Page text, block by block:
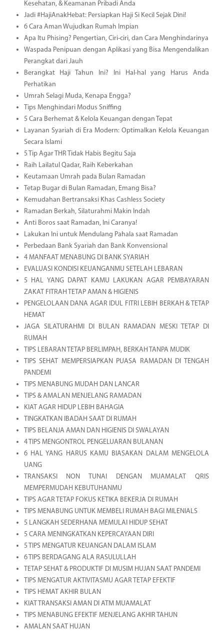
Kesehatan, & Keamanan Pribadi Anda
Jadi #HajiAnakHebat: Persiapkan Haji Si Kecil Sejak Dini!
6 Cara Aman Wujudkan Rumah Impian
Apa Itu Phising? Pengertian, Ciri-ciri, dan Cara Menghindarinya
Waspada Penipuan dengan Aplikasi yang Bisa Mengendalikan
Perangkat dari Jauh
Berangkat Haji Tahun Ini? Ini Hal-hal yang Harus Anda
Perhatikan
Umrah Selagi Muda, Kenapa Engga?
Tips Menghindari Modus Sniffing
5 Cara Berhemat & Kelola Keuangan dengan Tepat
Layanan Syariah di Era Modern: Optimalkan Kelola Keuangan
Secara Islami
5 Tip Agar THR Tidak Habis Begitu Saja
Raih Lailatul Qadar, Raih Keberkahan
Keutamaan Umrah pada Bulan Ramadan
Tetap Bugar di Bulan Ramadan, Emang Bisa?
Kemudahan Bertransaksi Khas Cashless Society
Ramadan Berkah, Silaturahmi Makin Indah
Anti Boros saat Ramadan, Ini Caranya!
Lakukan Ini untuk Mendulang Pahala saat Ramadan
Perbedaan Bank Syariah dan Bank Konvensional
4 MANFAAT MENABUNG DI BANK SYARIAH
EVALUASI KONDISI KEUANGANMU SETELAH LEBARAN
5 HAL YANG DAPAT KAMU LAKUKAN AGAR PEMBAYARAN
ZAKAT FITRAH TETAP AMAN & HIGIENIS
PENGELOLAAN DANA AGAR IDUL FITRI LEBIH BERKAH & TETAP
HEMAT
JAGA SILATURAHMI DI BULAN RAMADAN MESKI TETAP DI
RUMAH
TIPS LEBARAN TETAP BERLIMPAH, BERKAH TANPA MUDIK
TIPS SEHAT MEMPERSIAPKAN PUASA RAMADAN DI TENGAH
PANDEMI
TIPS MENABUNG MUDAH DAN LANCAR
TIPS & AMALAN MENJELANG RAMADAN
KIAT AGAR HIDUP LEBIH BAHAGIA
TINGKATKAN IBADAH SAAT DI RUMAH
TIPS BELANJA AMAN DAN HIGIENIS DI SWALAYAN
4 TIPS MENGONTROL PENGELUARAN BULANAN
6 HAL YANG HARUS KAMU BIASAKAN DALAM MENGELOLA
UANG
TRANSAKSI NON TUNAI DENGAN MUAMALAT QRIS
MEMPERMUDAH KEBUTUHANMU
TIPS AGAR TETAP FOKUS KETIKA BEKERJA DI RUMAH
TIPS MENABUNG UNTUK MEMBELI RUMAH BAGI MILENIALS
5 LANGKAH SEDERHANA MEMULAI HIDUP SEHAT
5 CARA MENINGKATKAN KEPERCAYAAN DIRI
5 TIPS MENGATUR KEUANGAN DALAM ISLAM
6 TIPS BERDAGANG ALA RASULULLAH
TETAP SEHAT & PRODUKTIF DI MUSIM HUJAN SAAT PANDEMI
TIPS MENGATUR AKTIVITASMU AGAR TETAP EFEKTIF
TIPS HEMAT AKHIR BULAN
KIAT TRANSAKSI AMAN DI ATM MUAMALAT
TIPS MENABUNG EFEKTIF MENJELANG AKHIR TAHUN
AMALAN SAAT HUJAN